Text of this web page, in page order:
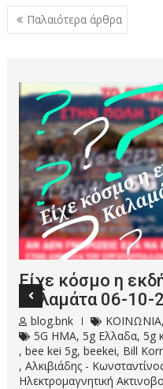
Πλοήγηση
άρθρων
Παλαιότερα άρθρα
Το 5G στην
blog.bnk ΚΟΙΝΩΝΙΑ
5g,5g δικτυο ,5g Ελλαδα
bee kei ,bee kei 5g,Bill
BNK τεχνολογία,βλογ.βνκ
Ηλεκτρομαγνητική
Κοινωνία,τεχνολογία,το